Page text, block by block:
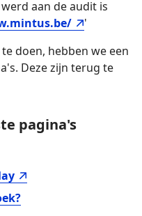
aan de audit is
'
doen, hebben we een
Deze zijn terug te
pagina's